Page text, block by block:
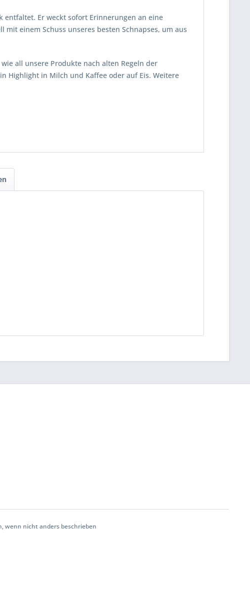
entfaltet. Er weckt sofort Erinnerungen an eine
einem Schuss unseres besten Schnapses, um aus
all unsere Produkte nach alten Regeln der
Highlight in Milch und Kaffee oder auf Eis. Weitere
wenn nicht anders beschrieben